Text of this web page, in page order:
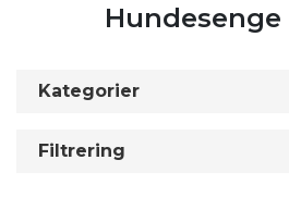
Kategorier
Filtrering